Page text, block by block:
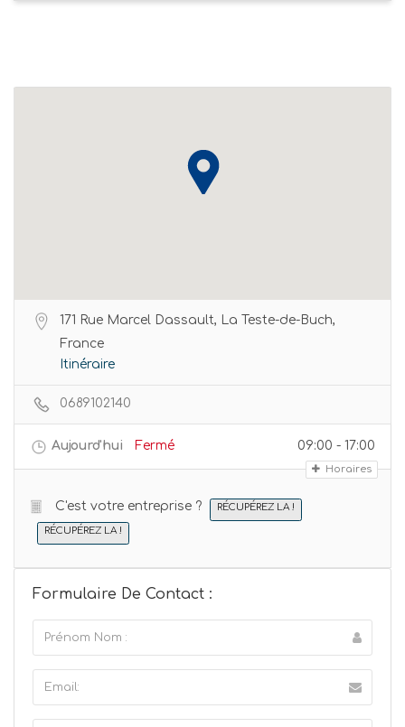
171 Rue Marcel Dassault, La Teste-de-Buch,
France
Itinéraire
0689102140
Aujourd'hui Fermé 09:00 - 17:00
Horaires
C'est votre entreprise ? RÉCUPÉREZ LA !
RÉCUPÉREZ LA !
Formulaire De Contact :